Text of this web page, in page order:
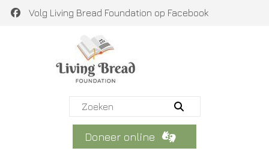
Volg Living Bread Foundation op Facebook
Doneer online